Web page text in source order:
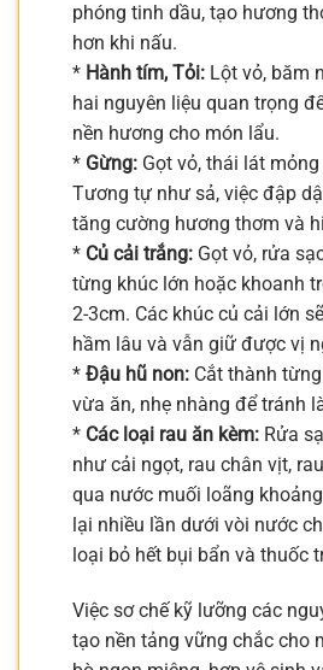
phóng tinh dầu, tạo hương
hơn khi nấu.
* Hành tím, Tỏi: Lột vỏ, băm
hai nguyên liệu quan trọng
nền hương cho món lẩu.
* Gừng: Gọt vỏ, thái lát
Tương tự như sả, việc đập
tăng cường hương thơm và
* Củ cải trắng: Gọt vỏ, rửa
từng khúc lớn hoặc khoanh
2-3cm. Các khúc củ cải lớn
hầm lâu và vẫn giữ được vị
* Đậu hũ non: Cắt thành
vừa ăn, nhẹ nhàng để tránh
* Các loại rau ăn kèm: Rửa
như cải ngọt, rau chân vịt,
qua nước muối loãng
lại nhiều lần dưới vòi nước
loại bỏ hết bụi bẩn và thuốc
Việc sơ chế kỹ lưỡng các
tạo nền tảng vững chắc cho